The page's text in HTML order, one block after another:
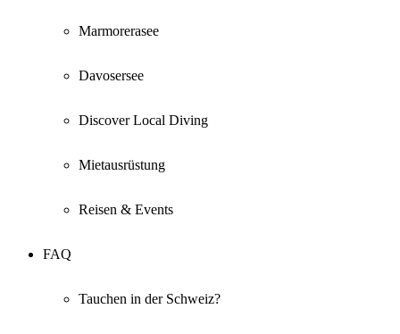
Marmorerasee
Davosersee
Discover Local Diving
Mietausrüstung
Reisen & Events
FAQ
Tauchen in der Schweiz?